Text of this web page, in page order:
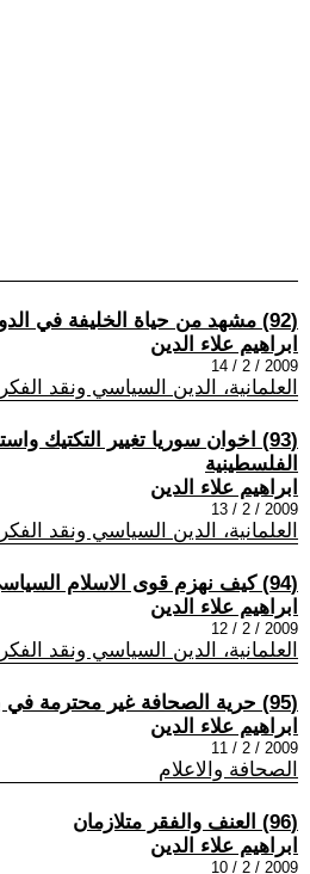
(92) مشهد من حياة الخليفة في الدولة الاسلامية
ابراهيم علاء الدين
2009 / 2 / 14
العلمانية، الدين السياسي ونقد
(93) اخوان سوريا تغيير التكتيك
الفلسطينية
ابراهيم علاء الدين
2009 / 2 / 13
العلمانية، الدين السياسي ونقد
(94) كيف نهزم قوى الاسلام السياسي
ابراهيم علاء الدين
2009 / 2 / 12
العلمانية، الدين السياسي ونقد
(95) حرية الصحافة غير محترمة في بلاد قناة الجزيرة
ابراهيم علاء الدين
2009 / 2 / 11
الصحافة والاعلام
(96) العنف والفقر متلازمان
ابراهيم علاء الدين
2009 / 2 / 10